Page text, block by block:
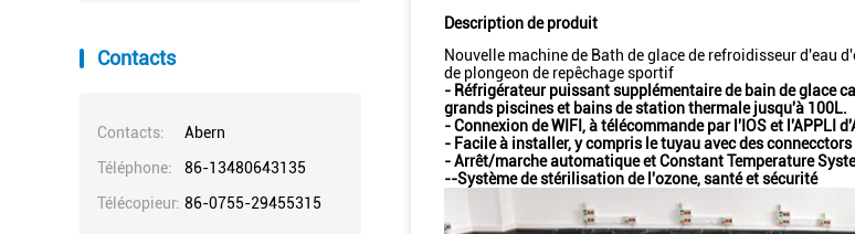
Contacts
Contacts:
Abern
Téléphone:
86-13480643135
Télécopieur: 86-0755-29455315
Description de produit
Nouvelle machine de Bath de glace de refroidisseur d'eau
de plongeon de repêchage sportif
- Réfrigérateur puissant supplémentaire de bain de glace
grands piscines et bains de station thermale jusqu'à 100L.
- Connexion de WIFI, à télécommande par l'IOS et l'APPLI
- Facile à installer, y compris le tuyau avec des
- Arrêt/marche automatique et Constant Temperature
--Système de stérilisation de l'ozone, santé et sécurité